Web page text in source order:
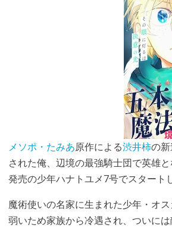
メソポ・たみあ原作による渋井柿の
された俺、辺境の最強騎士団で英雄
発売の少年ハナトユメ7号でスタート
魔術使いの名家に生まれた少年・オ
弱いため家族から冷遇され、ついに